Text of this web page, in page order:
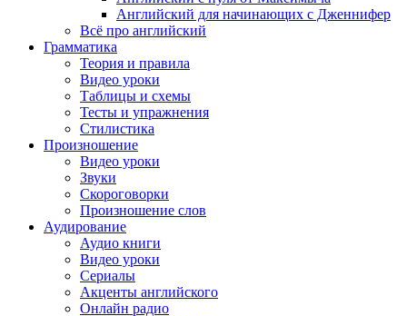
Английский для начинающих с Дженнифер
Всё про английский
Грамматика
Теория и правила
Видео уроки
Таблицы и схемы
Тесты и упражнения
Стилистика
Произношение
Видео уроки
Звуки
Скороговорки
Произношение слов
Аудирование
Аудио книги
Видео уроки
Сериалы
Акценты английского
Онлайн радио